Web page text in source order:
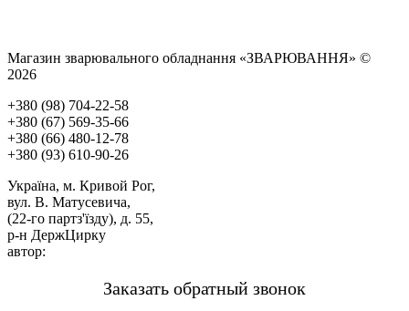
Магазин зварювального обладнання «ЗВАРЮВАННЯ» ©
2026
+380 (98) 704-22-58
+380 (67) 569-35-66
+380 (66) 480-12-78
+380 (93) 610-90-26
Україна, м. Кривой Рог,
вул. В. Матусевича,
(22-го партз'їзду), д. 55,
р-н ДержЦирку
автор:
Заказать обратный звонок